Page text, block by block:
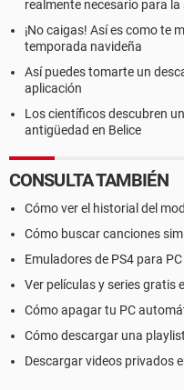
realmente necesario para la
¡No caigas! Así es como te
temporada navideña
Así puedes tomarte un
aplicación
Los científicos descubren
antigüedad en Belice
CONSULTA TAMBIÉN
Cómo ver el historial del
Cómo buscar canciones
Emuladores de PS4 para
Ver películas y series gratis
Cómo apagar tu PC
Cómo descargar una
Descargar videos privados